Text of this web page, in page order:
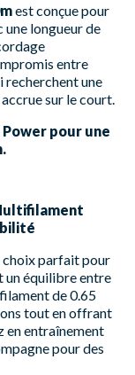
est conçue pour
une longueur de
entre
recherchent une
sur le court.
pour une
choix parfait pour
un équilibre entre
de 0.65
tout en offrant
en entraînement
pour des